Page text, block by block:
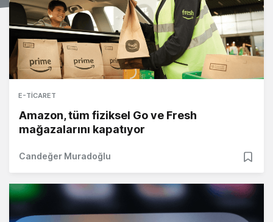
E-TICARET
Amazon, tüm fiziksel Go ve Fresh
mağazalarını kapatıyor
Candeğer Muradoğlu